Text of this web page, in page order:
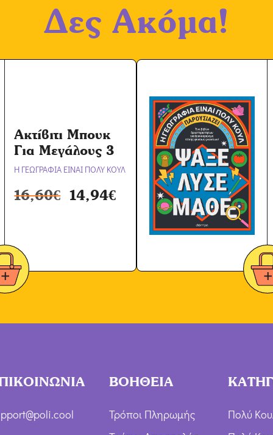
Δες Ακόμα!
Ακτίβιτι Μπουκ
Για Μεγάλους 3
Η ΓΕΩΓΡΑΦΙΑ ΕΙΝΑΙ ΠΟΛΥ ΚΟΥΛ
16,60€ 14,94€
ΒΟΗΘΕΙΑ
Τρόποι Πληρωμής
Πολύ